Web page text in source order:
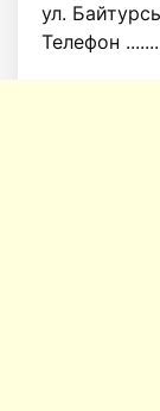
ул.
Телефон